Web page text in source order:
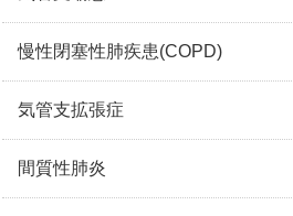
慢性閉塞性肺疾患(COPD)
気管支拡張症
間質性肺炎